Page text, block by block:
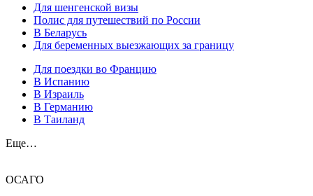
Для шенгенской визы
Полис для путешествий по России
В Беларусь
Для беременных выезжающих за границу
Для поездки во Францию
В Испанию
В Израиль
В Германию
В Таиланд
Еще…
ОСАГО